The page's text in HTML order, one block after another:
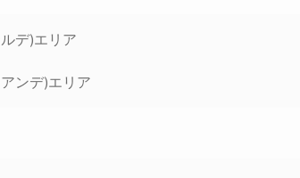
デ)エリア
ンデ)エリア